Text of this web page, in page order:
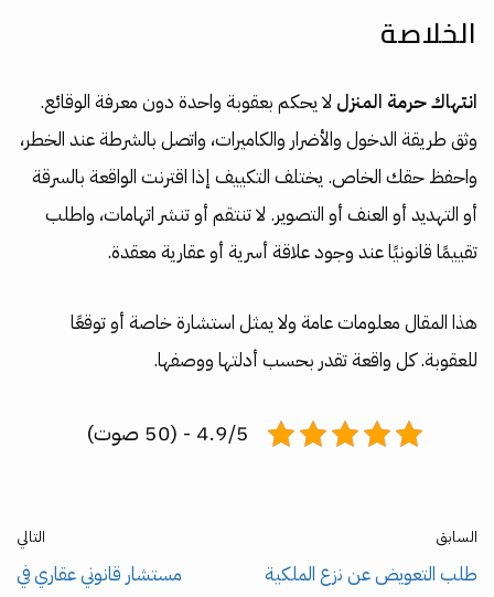
الخلاصة
انتهاك حرمة المنزل لا يحكم بعقوبة واحدة دون معرفة الوقائع.
وثق طريقة الدخول والأضرار والكاميرات، واتصل بالشرطة عند الخطر،
واحفظ حقك الخاص. يختلف التكييف إذا اقترنت الواقعة بالسرقة
أو التهديد أو العنف أو التصوير. لا تنتقم أو تنشر اتهامات، واطلب
تقييمًا قانونيًا عند وجود علاقة أسرية أو عقارية معقدة.
هذا المقال معلومات عامة ولا يمثل استشارة خاصة أو توقعًا
للعقوبة. كل واقعة تقدر بحسب أدلتها ووصفها.
4.9/5 - (50 صوت)
السابق
طلب التعويض عن نزع الملكية
التالي
مستشار قانوني عقاري في